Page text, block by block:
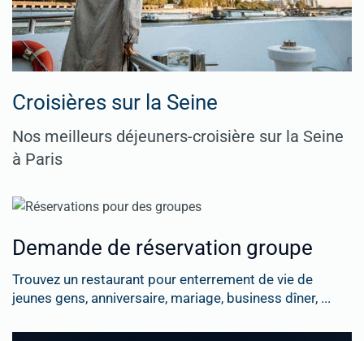
Croisières sur la Seine
Nos meilleurs déjeuners-croisière sur la Seine
à Paris
Demande de réservation groupe
Trouvez un restaurant pour enterrement de vie de
jeunes gens, anniversaire, mariage, business dîner, ...